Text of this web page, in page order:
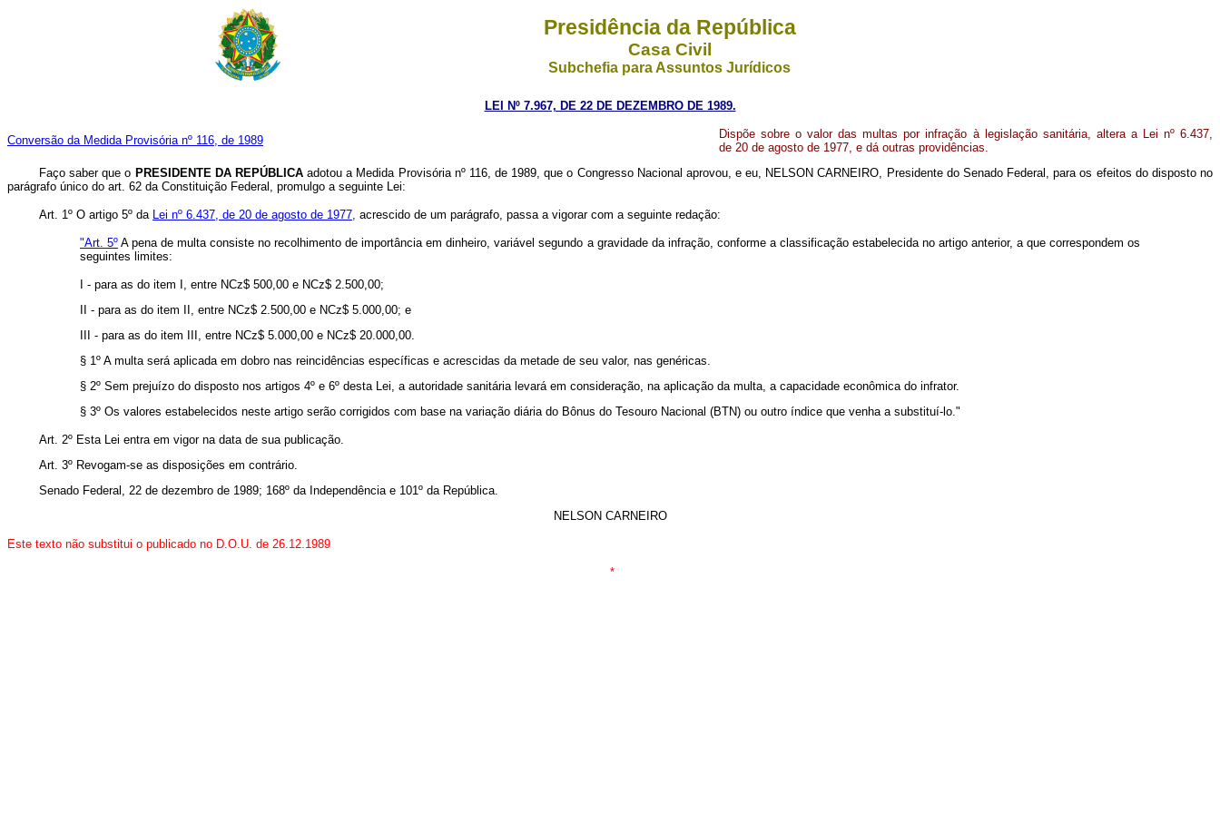
Presidência da República
Casa Civil
Subchefia para Assuntos Jurídicos
LEI Nº 7.967, DE 22 DE DEZEMBRO DE 1989.
Conversão da Medida Provisória nº 116, de 1989
Dispõe sobre o valor das multas por infração à legislação sanitária, altera a Lei nº 6.437,
de 20 de agosto de 1977, e dá outras providências.
Faço saber que o PRESIDENTE DA REPÚBLICAadotou a Medida Provisória nº 116, de 1989, que o Congresso Nacional aprovou, e eu, NELSON CARNEIRO, Presidente do Senado Federal, para os efeitos do disposto no
parágrafo único do art. 62 da Constituição Federal, promulgo a seguinte Lei:
Art. 1º O artigo 5º da Lei nº 6.437, de 20 de agosto de 1977, acrescido de um parágrafo, passa a vigorar com a seguinte redação:
"Art. 5º A pena de multa consiste no recolhimento de importância em dinheiro, variável segundo a gravidade da infração, conforme a classificação estabelecida no artigo anterior, a que correspondem os
seguintes limites:
I - para as do item I, entre NCz$ 500,00 e NCz$ 2.500,00;
II - para as do item II, entre NCz$ 2.500,00 e NCz$ 5.000,00; e
III - para as do item III, entre NCz$ 5.000,00 e NCz$ 20.000,00.
§ 1º A multa será aplicada em dobro nas reincidências específicas e acrescidas da metade de seu valor, nas genéricas.
§ 2º Sem prejuízo do disposto nos artigos 4º e 6º desta Lei, a autoridade sanitária levará em consideração, na aplicação da multa, a capacidade econômica do infrator.
§ 3º Os valores estabelecidos neste artigo serão corrigidos com base na variação diária do Bônus do Tesouro Nacional (BTN) ou outro índice que venha a substituí-lo."
Art. 2º Esta Lei entra em vigor na data de sua publicação.
Art. 3º Revogam-se as disposições em contrário.
Senado Federal, 22 de dezembro de 1989; 168º da Independência e 101º da República.
NELSON CARNEIRO
Este texto não substitui o publicado no D.O.U. de 26.12.1989
*